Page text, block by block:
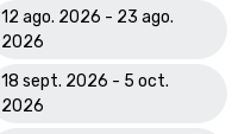
12 ago. 2026 - 23 ago.
2026
18 sept. 2026 - 5 oct.
2026